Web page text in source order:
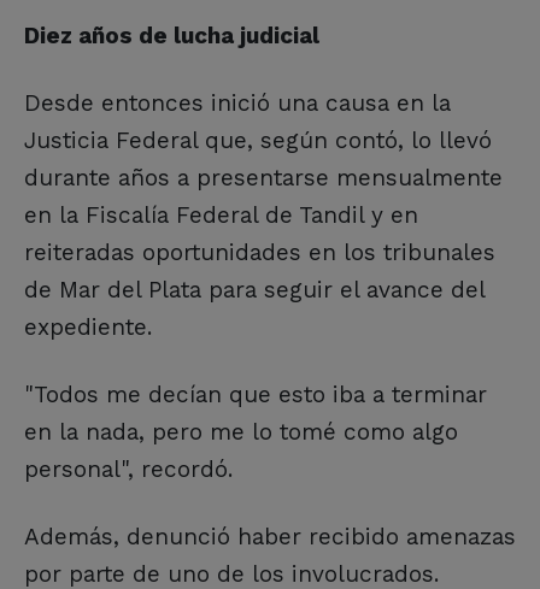
Diez años de lucha judicial
Desde entonces inició una causa en la
Justicia Federal que, según contó, lo llevó
durante años a presentarse mensualmente
en la Fiscalía Federal de Tandil y en
reiteradas oportunidades en los tribunales
de Mar del Plata para seguir el avance del
expediente.
"Todos me decían que esto iba a terminar
en la nada, pero me lo tomé como algo
personal", recordó.
Además, denunció haber recibido amenazas
por parte de uno de los involucrados.